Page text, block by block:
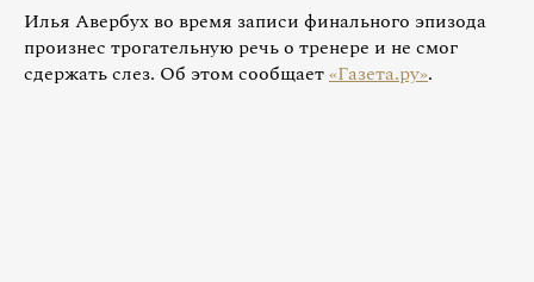
Илья Авербух во время записи финального эпизода
произнес трогательную речь о тренере и не смог
сдержать слез. Об этом сообщает«Газета.ру».